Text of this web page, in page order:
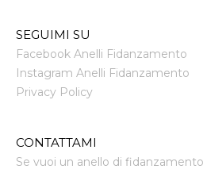
SEGUIMI SU
Facebook Anelli Fidanzamento
Instagram Anelli Fidanzamento
Privacy Policy
CONTATTAMI
Se vuoi un anello di